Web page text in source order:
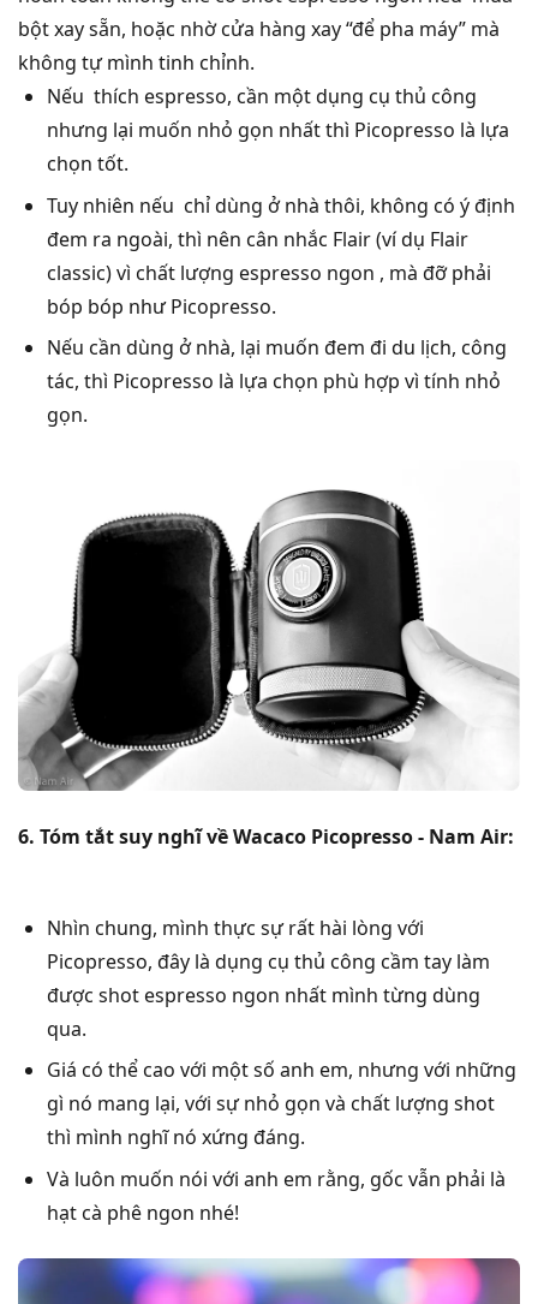
bột xay sẵn, hoặc nhờ cửa hàng xay “để pha máy” mà
không tự mình tinh chỉnh.
Nếu thích espresso, cần một dụng cụ thủ công
nhưng lại muốn nhỏ gọn nhất thì Picopresso là lựa
chọn tốt.
Tuy nhiên nếu chỉ dùng ở nhà thôi, không có ý định
đem ra ngoài, thì nên cân nhắc Flair (ví dụ Flair
classic) vì chất lượng espresso ngon , mà đỡ phải
bóp bóp như Picopresso.
Nếu cần dùng ở nhà, lại muốn đem đi du lịch, công
tác, thì Picopresso là lựa chọn phù hợp vì tính nhỏ
gọn.
6. Tóm tắt suy nghĩ về Wacaco Picopresso - Nam Air:
Nhìn chung, mình thực sự rất hài lòng với
Picopresso, đây là dụng cụ thủ công cầm tay làm
được shot espresso ngon nhất mình từng dùng
qua.
Giá có thể cao với một số anh em, nhưng với những
gì nó mang lại, với sự nhỏ gọn và chất lượng shot
thì mình nghĩ nó xứng đáng.
Và luôn muốn nói với anh em rằng, gốc vẫn phải là
hạt cà phê ngon nhé!